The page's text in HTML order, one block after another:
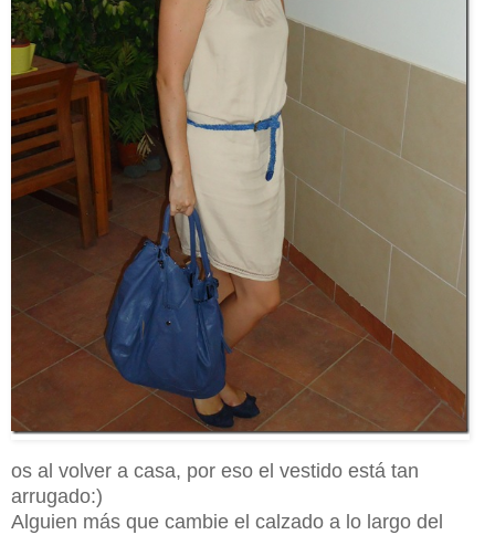
os al volver a casa, por eso el vestido está tan
arrugado:)
Alguien más que cambie el calzado a lo largo del